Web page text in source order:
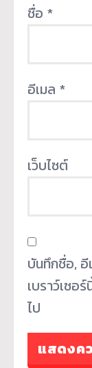
ชื่อ *
อีเมล *
เว็บไซต์
บันทึกชื่อ, อี
เบราว์เซอ
ไป